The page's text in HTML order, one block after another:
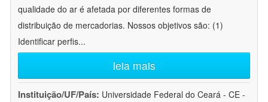
qualidade do ar é afetada por diferentes formas de
distribuição de mercadorias. Nossos objetivos são: (1)
Identificar perfis...
leia mais
Instituição/UF/País: Universidade Federal do Ceará - CE -